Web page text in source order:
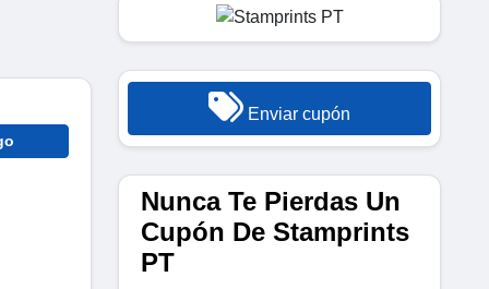
Enviar cupón
Nunca Te Pierdas Un
Cupón De Stamprints
PT